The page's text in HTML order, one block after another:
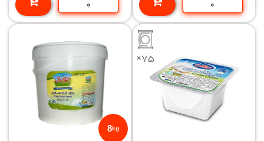
×75
8kg